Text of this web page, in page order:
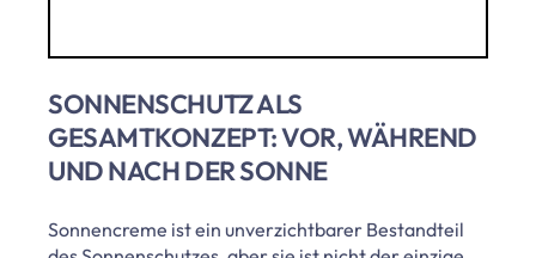
SONNENSCHUTZ ALS
GESAMTKONZEPT: VOR, WÄHREND
UND NACH DER SONNE
Sonnencreme ist ein unverzichtbarer Bestandteil